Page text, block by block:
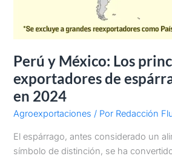
Perú y México: Los
exportadores de
en 2024
Agroexportaciones / Por Redacción
El espárrago, antes considerado un
símbolo de distinción, se ha